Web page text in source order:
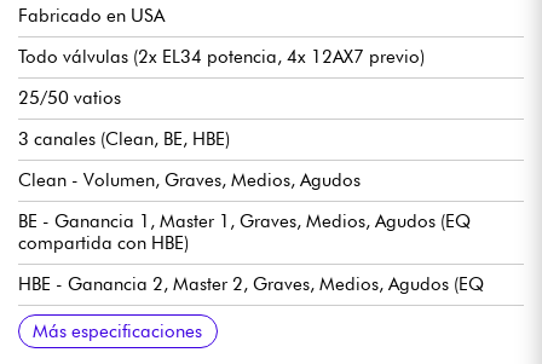
Fabricado en USA
Todo válvulas (2x EL34 potencia, 4x 12AX7 previo)
25/50 vatios
3 canales (Clean, BE, HBE)
Clean - Volumen, Graves, Medios, Agudos
BE - Ganancia 1, Master 1, Graves, Medios, Agudos (EQ
compartida con HBE)
HBE - Ganancia 2, Master 2, Graves, Medios, Agudos (EQ
compartido con BE)
Conmutador Fat: potencia la calidez y el grosor de las
frecuencias graves
Conmutador de estructura de ganancia de 3 vías: determina
el nivel de ganancia general
Conmutador de voz de 3 vías: ajusta la respuesta de alta
frecuencia de los canales saturados
Thump: aumenta o disminuye la resonancia de las frecuencias
bajas
Bucle de efectos ultratransparente
2 salidas de altavoz de 8 ohmios
1x salida de altavoz de 16 ohmios
Transformadores USA personalizados
Profundidad x Anchura x Altura 3,97 x 12,13 x 4,99 cm
13,83 kg / 30,5 lbs
Más especificaciones